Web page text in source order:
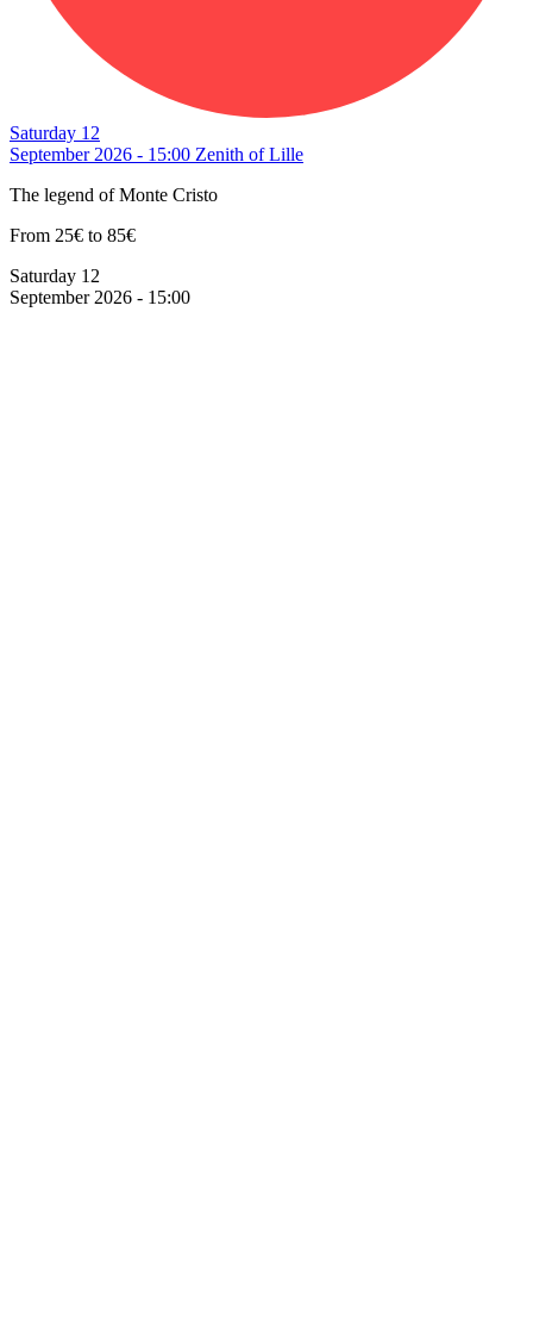
Saturday 12
September 2026 - 15:00 Zenith of Lille
The legend of Monte Cristo
From 25€ to 85€
Saturday 12
September 2026 - 15:00